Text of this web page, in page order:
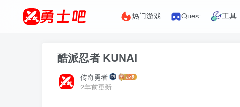
热门游戏 Quest 工具
酷派忍者 KUNAI
传奇勇者
2年前更新